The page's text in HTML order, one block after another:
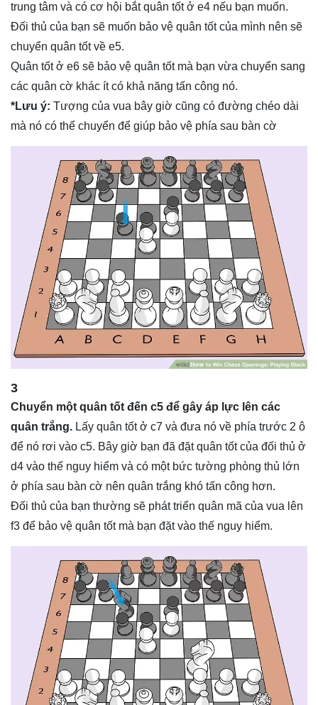
trung tâm và có cơ hội bắt quân tốt ở e4 nếu bạn muốn.
Đối thủ của bạn sẽ muốn bảo vệ quân tốt của mình nên sẽ
chuyển quân tốt về e5.
Quân tốt ở e6 sẽ bảo vệ quân tốt mà bạn vừa chuyển sang
các quân cờ khác ít có khả năng tấn công nó.
*Lưu ý: Tượng của vua bây giờ cũng có đường chéo dài
mà nó có thể chuyển để giúp bảo vệ phía sau bàn cờ
3
Chuyển một quân tốt đến c5 để gây áp lực lên các
quân trắng. Lấy quân tốt ở c7 và đưa nó về phía trước 2 ô
để nó rơi vào c5. Bây giờ bạn đã đặt quân tốt của đối thủ ở
d4 vào thế nguy hiểm và có một bức tường phòng thủ lớn
ở phía sau bàn cờ nên quân trắng khó tấn công hơn.
Đối thủ của bạn thường sẽ phát triển quân mã của vua lên
f3 để bảo vệ quân tốt mà bạn đặt vào thế nguy hiểm.